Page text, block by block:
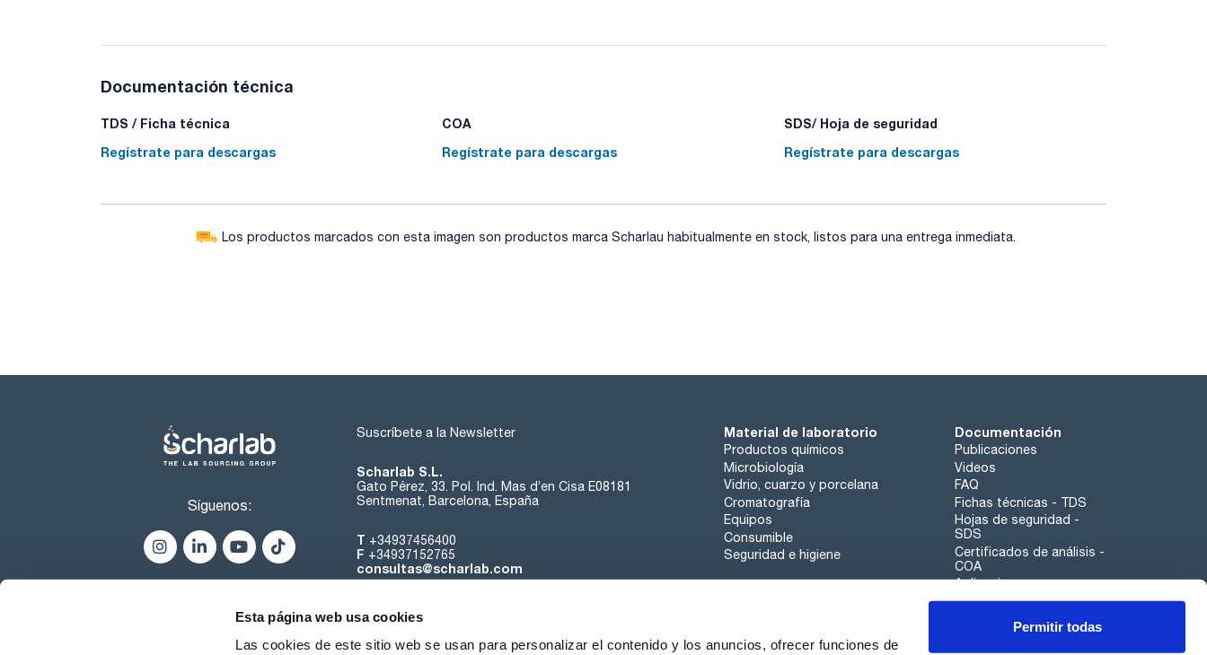
Esta página web usa cookies
Las cookies de este sitio web se usan para personalizar el contenido y los anuncios, ofrecer funciones de
Permitir todas
Documentación técnica
TDS / Ficha técnica
Regístrate para descargas
COA
Regístrate para descargas
SDS/ Hoja de seguridad
Regístrate para descargas
Los productos marcados con esta imagen son productos marca Scharlau habitualmente en stock, listos para una entrega inmediata.
Síguenos:
Suscríbete a la Newsletter
Scharlab S.L.
Gato Pérez, 33. Pol. Ind. Mas d’en Cisa E08181
Sentmenat, Barcelona, España
T +34937456400
F +34937152765
consultas@scharlab.com
Material de laboratorio
Productos químicos
Microbiología
Vidrio, cuarzo y porcelana
Cromatografía
Equipos
Consumible
Seguridad e higiene
Documentación
Publicaciones
Videos
FAQ
Fichas técnicas - TDS
Hojas de seguridad -
SDS
Certificados de análisis -
COA
Aplicaciones
Tabla Periódica
Canal de denuncias